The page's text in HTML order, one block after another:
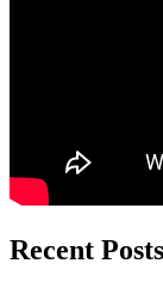
Recent Posts